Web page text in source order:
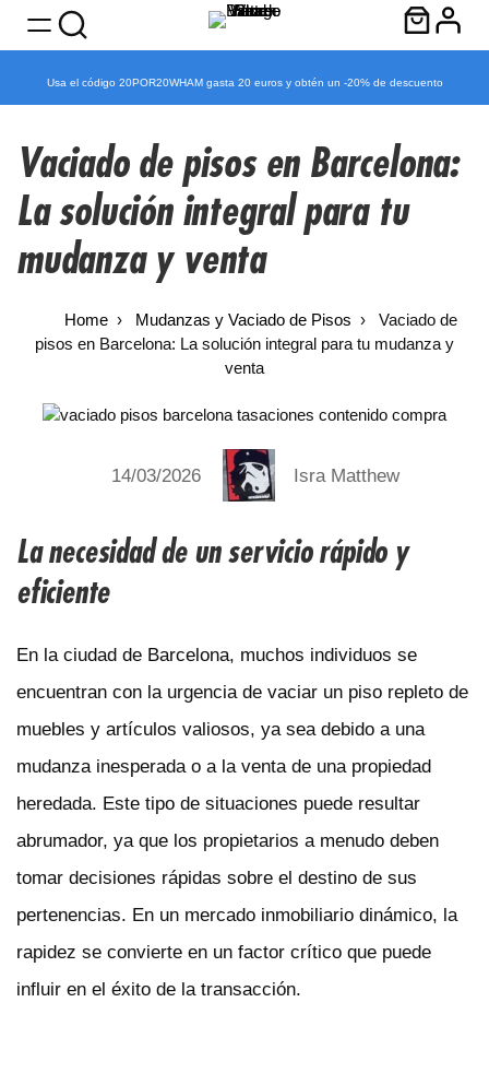
content
Usa el código 20POR20WHAM gasta 20 euros y obtén un -20% de descuento
Vaciado de pisos en Barcelona:
La solución integral para tu
mudanza y venta
Home Mudanzas y Vaciado de Pisos
Vaciado de
pisos en Barcelona: La solución integral para tu mudanza y
venta
14/03/2026 Isra Matthew
La necesidad de un servicio rápido y
eficiente
En la ciudad de Barcelona, muchos individuos se
encuentran con la urgencia de vaciar un piso repleto de
muebles y artículos valiosos, ya sea debido a una
mudanza inesperada o a la venta de una propiedad
heredada. Este tipo de situaciones puede resultar
abrumador, ya que los propietarios a menudo deben
tomar decisiones rápidas sobre el destino de sus
pertenencias. En un mercado inmobiliario dinámico, la
rapidez se convierte en un factor crítico que puede
influir en el éxito de la transacción.